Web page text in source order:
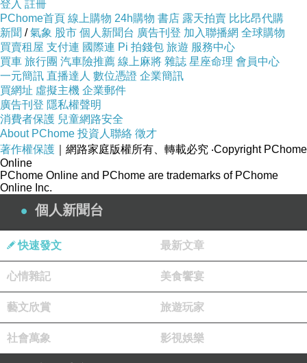
基本上兩種餌都會咬
開始來下竿
就自己的印象
放中間水泡區
咬況會比較好
登入 註冊
PChome首頁 線上購物 24h購物 書店 露天拍賣 比比昂代購
新聞 /氣象 股市 個人新聞台 廣告刊登 加入聯播網 全球購物
買賣租屋 支付連 國際連 Pi 拍錢包 旅遊 服務中心
買車 旅行團 汽車險推薦 線上麻將 雜誌 星座命理 會員中心
一元簡訊 直播達人 數位憑證 企業簡訊
買網址 虛擬主機 企業郵件
廣告刊登 隱私權聲明
消費者保護 兒童網路安全
About PChome 投資人聯絡 徵才
著作權保護 ｜網路家庭版權所有、轉載必究 ‧Copyright PChome
Online
PChome Online and PChome are trademarks of PChome
Online Inc.
個人新聞台
快速發文 最新文章
心情雜記 美食饗宴
藝文欣賞 旅遊玩家
社會萬象 影視娛樂